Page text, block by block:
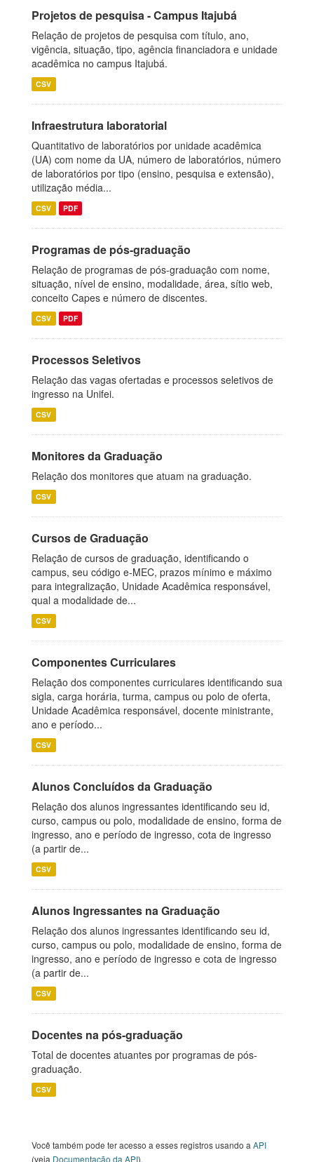
Projetos de pesquisa - Campus Itajubá
Relação de projetos de pesquisa com título, ano,
vigência, situação, tipo, agência financiadora e unidade
acadêmica no campus Itajubá.
CSV
Infraestrutura laboratorial
Quantitativo de laboratórios por unidade acadêmica
(UA) com nome da UA, número de laboratórios, número
de laboratórios por tipo (ensino, pesquisa e extensão),
utilização média...
CSV PDF
Programas de pós-graduação
Relação de programas de pós-graduação com nome,
situação, nível de ensino, modalidade, área, sítio web,
conceito Capes e número de discentes.
CSV PDF
Processos Seletivos
Relação das vagas ofertadas e processos seletivos de
ingresso na Unifei.
CSV
Monitores da Graduação
Relação dos monitores que atuam na graduação.
CSV
Cursos de Graduação
Relação de cursos de graduação, identificando o
campus, seu código e-MEC, prazos mínimo e máximo
para integralização, Unidade Acadêmica responsável,
qual a modalidade de...
CSV
Componentes Curriculares
Relação dos componentes curriculares identificando sua
sigla, carga horária, turma, campus ou polo de oferta,
Unidade Acadêmica responsável, docente ministrante,
ano e período...
CSV
Alunos Concluídos da Graduação
Relação dos alunos ingressantes identificando seu id,
curso, campus ou polo, modalidade de ensino, forma de
ingresso, ano e período de ingresso, cota de ingresso
(a partir de...
CSV
Alunos Ingressantes na Graduação
Relação dos alunos ingressantes identificando seu id,
curso, campus ou polo, modalidade de ensino, forma de
ingresso, ano e período de ingresso e cota de ingresso
(a partir de...
CSV
Docentes na pós-graduação
Total de docentes atuantes por programas de pós-
graduação.
CSV
Você também pode ter acesso a esses registros usando a API
(veja Documentação da API).